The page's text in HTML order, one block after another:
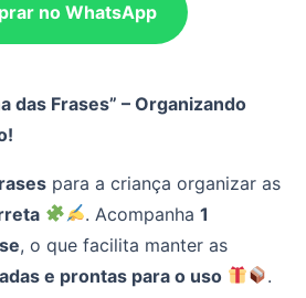
no WhatsApp
das Frases” – Organizando
para a criança organizar as
. Acompanha1
, o que facilita manter as
e prontas para o uso .